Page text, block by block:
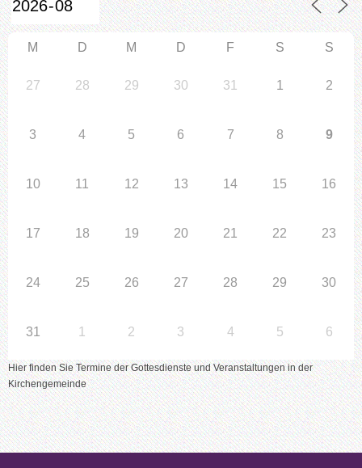
M D M D F S S
27 28 29 30 31 1 2
3 4 5 6 7 8 9
10 11 12 13 14 15 16
17 18 19 20 21 22 23
24 25 26 27 28 29 30
31 1 2 3 4 5 6
Hier finden Sie Termine der Gottesdienste und Veranstaltungen in der
Kirchengemeinde